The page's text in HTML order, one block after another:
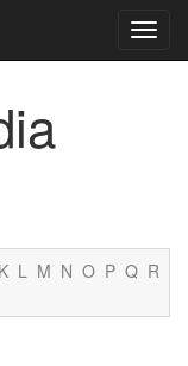
K L M N O P Q R